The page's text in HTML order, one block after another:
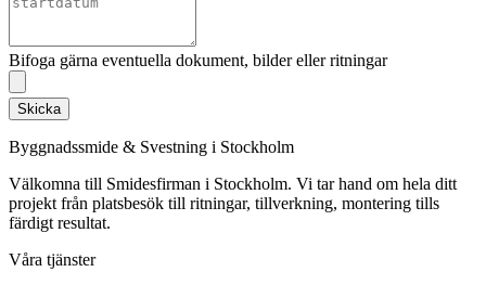
Bifoga gärna eventuella dokument, bilder eller ritningar
Skicka
Byggnadssmide & Svestning i Stockholm
Välkomna till Smidesfirman i Stockholm. Vi tar hand om hela ditt
projekt från platsbesök till ritningar, tillverkning, montering tills
färdigt resultat.
Våra tjänster